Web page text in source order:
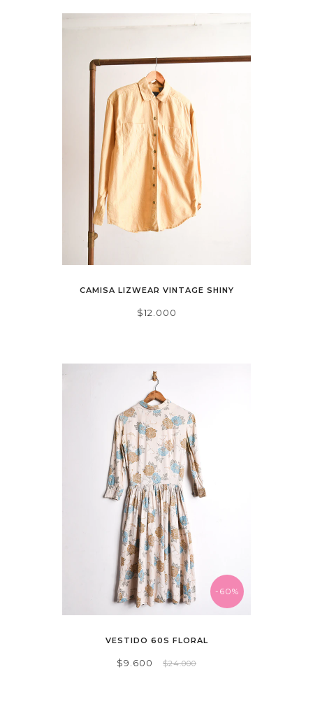
CAMISA LIZWEAR VINTAGE SHINY
$12.000
-60%
VESTIDO 60S FLORAL
$9.600 $24.000